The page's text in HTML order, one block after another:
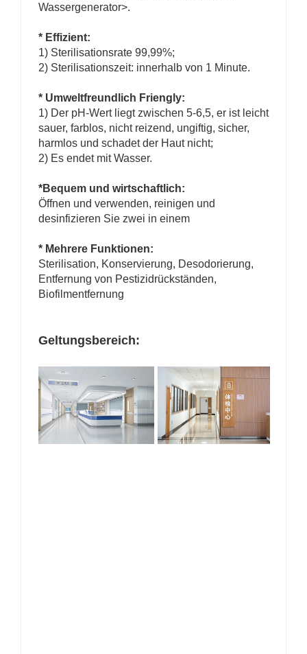
Wassergenerator>.
* Effizient:
1) Sterilisationsrate 99,99%;
2) Sterilisationszeit: innerhalb von 1 Minute.
* Umweltfreundlich Friengly:
1) Der pH-Wert liegt zwischen 5-6,5, er ist leicht
sauer, farblos, nicht reizend, ungiftig, sicher,
harmlos und schadet der Haut nicht;
2) Es endet mit Wasser.
*Bequem und wirtschaftlich:
Öffnen und verwenden, reinigen und
desinfizieren Sie zwei in einem
* Mehrere Funktionen:
Sterilisation, Konservierung, Desodorierung,
Entfernung von Pestizidrückständen,
Biofilmentfernung
Geltungsbereich: